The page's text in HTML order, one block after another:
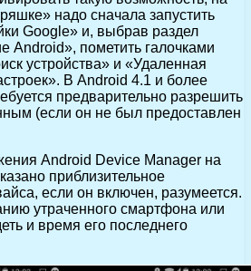
надо сначала запустить
Google» и, выбрав раздел
Android», пометить галочками
устройства» и «Удаленная
В Android 4.1 и более
предварительно разрешить
(если он не был предоставлен
Android Device Manager на
приблизительное
если он включен, разумеется.
утраченного смартфона или
и время его последнего